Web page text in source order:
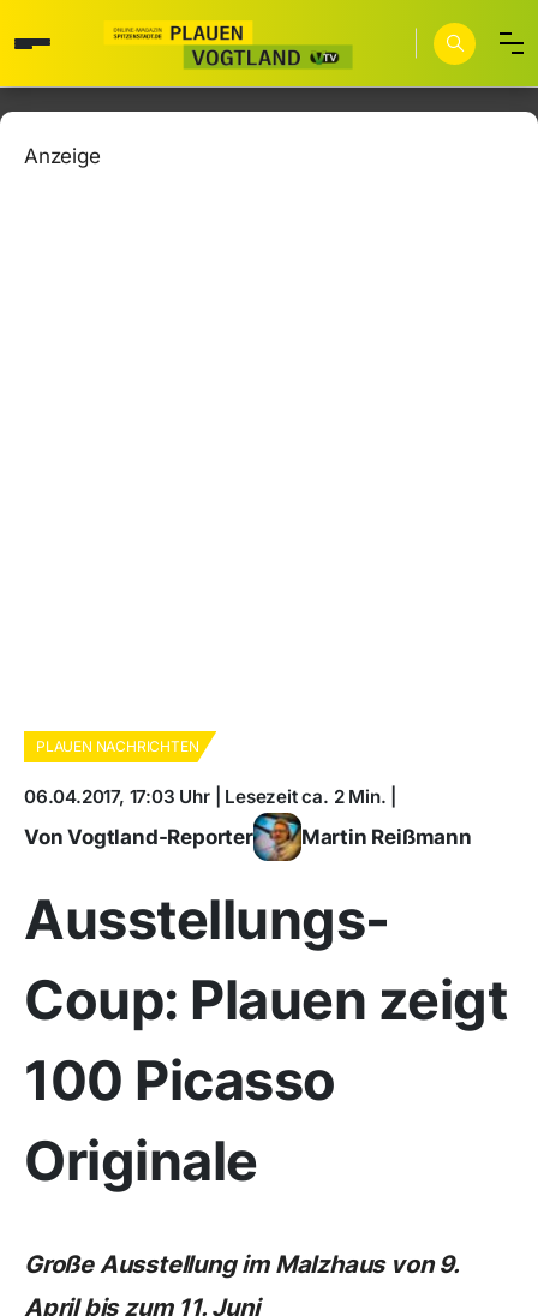
Anzeige
PLAUEN NACHRICHTEN
06.04.2017, 17:03 Uhr | Lesezeit ca. 2 Min. |
Von Vogtland-Reporter Martin Reißmann
Ausstellungs-
Coup: Plauen zeigt
100 Picasso
Originale
Große Ausstellung im Malzhaus von 9.
April bis zum 11. Juni